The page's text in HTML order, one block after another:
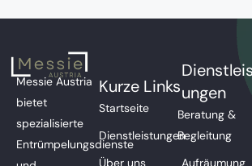
Messie Austria
bietet
spezialisierte
Entrümpelungsdienste
Kurze Links
Startseite
Dienstleistungen
Über uns
ungen
Beratung &
Begleitung
Aufräumung